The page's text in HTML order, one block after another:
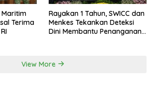
Terima
Rayakan 1 Tahun, SWICC dan
Menkes Tekankan Deteksi
Dini Membantu Penanganan
View More